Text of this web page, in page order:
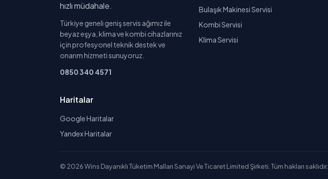
hızlı müdahale.
Türkiye geneli geniş servis ağımız ile
beyaz eşya, klima ve kombi cihazlarınız
için profesyonel teknik destek ve
onarım hizmeti sunuyoruz.
0850 340 4571
Bulaşık Makinesi Servisi
Kombi Servisi
Klima Servisi
Haritalar
Google Haritalar
Yandex Haritalar
© 2026 Wins Dayanıklı Tüketim Malları Sanayi Ve Ticaret Limited Şirketi. Tüm hakları saklıdır.